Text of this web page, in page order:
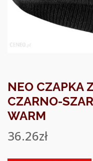
NEO CZAPKA
CZARNO-
WARM
36.26zł